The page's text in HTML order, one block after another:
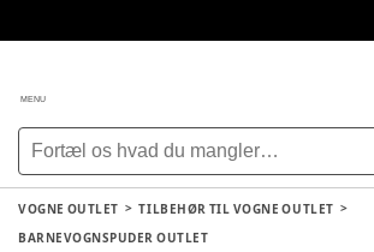
MENU
VOGNE OUTLET
TILBEHØR TIL VOGNE OUTLET
BARNEVOGNSPUDER OUTLET